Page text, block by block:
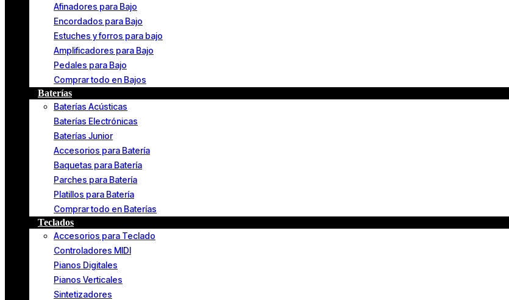
Afinadores para Bajo
Encordados para Bajo
Estuches y forros para bajo
Amplificadores para Bajo
Pedales para Bajo
Comprar todo en Bajos
Baterías
Baterías Acústicas
Baterías Electrónicas
Baterías Junior
Accesorios para Batería
Baquetas para Batería
Parches para Batería
Platillos para Batería
Comprar todo en Baterías
Teclados
Accesorios para Teclado
Controladores MIDI
Pianos Digitales
Pianos Verticales
Sintetizadores